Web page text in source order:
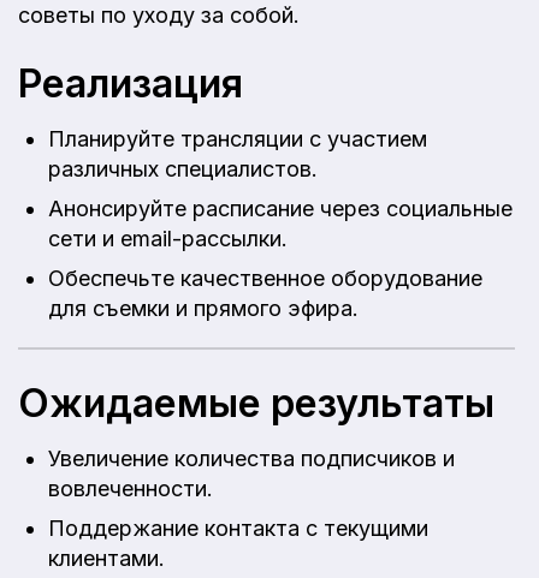
советы по уходу за собой.
Реализация
Планируйте трансляции с участием
различных специалистов.
Анонсируйте расписание через социальные
сети и email-рассылки.
Обеспечьте качественное оборудование
для съемки и прямого эфира.
Ожидаемые результаты
Увеличение количества подписчиков и
вовлеченности.
Поддержание контакта с текущими
клиентами.